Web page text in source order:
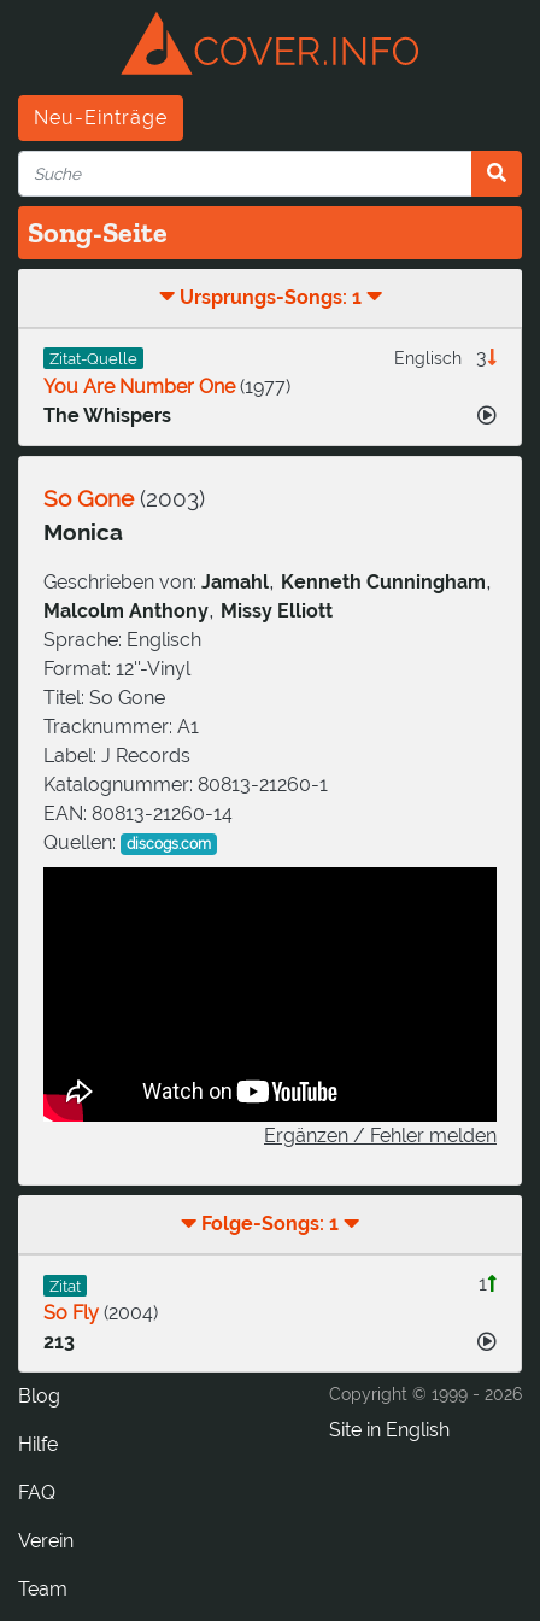
Neu-Einträge
Song-Seite
Ursprungs-Songs: 1
Zitat-Quelle 3
Englisch
You Are Number One(1977)
The Whispers
So Gone(2003)
Monica
Geschrieben von: Jamahl, Kenneth Cunningham,
Malcolm Anthony, Missy Elliott
Sprache: Englisch
Format: 12''-Vinyl
Titel: So Gone
Tracknummer: A1
Label: J Records
Katalognummer: 80813-21260-1
EAN: 80813-21260-14
Quellen:
discogs.com
Ergänzen / Fehler melden
Folge-Songs: 1
Zitat
1
So Fly (2004)
213
Copyright © 1999 - 2026
Site in English
Blog
Hilfe
FAQ
Verein
Team